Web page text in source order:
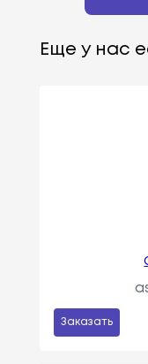
Еще у нас
Заказать